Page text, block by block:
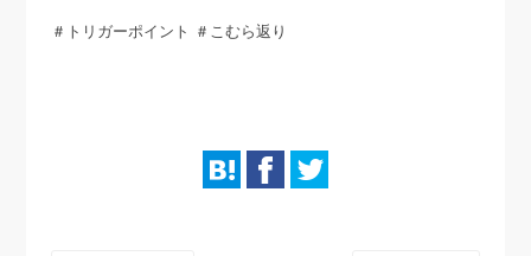
＃トリガーポイント ＃こむら返り